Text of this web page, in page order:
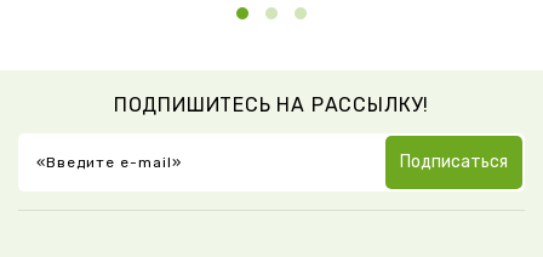
ПОДПИШИТЕСЬ НА РАССЫЛКУ!
Подписаться